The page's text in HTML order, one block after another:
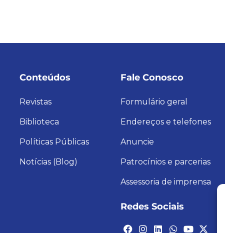
Conteúdos
Revistas
Biblioteca
Políticas Públicas
Notícias (Blog)
Fale Conosco
Formulário geral
Endereços e telefones
Anuncie
Patrocínios e parcerias
Assessoria de imprensa
Redes Sociais